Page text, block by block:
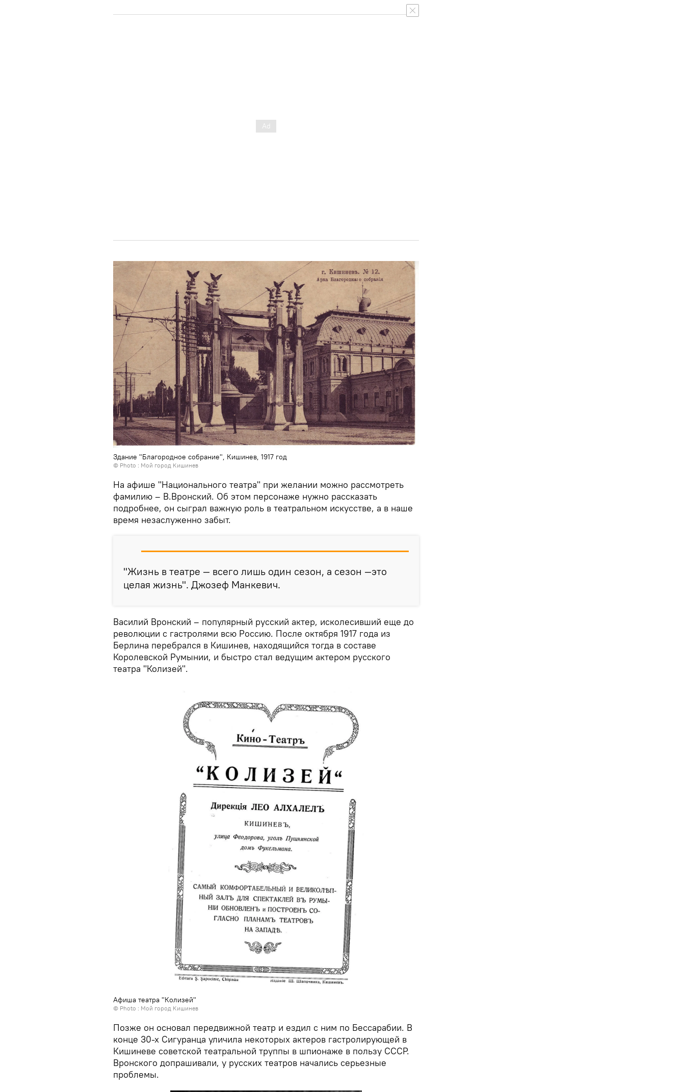
Здание "Благородное собрание", Кишинев, 1917 год
© Photo : Мой город Кишинев
На афише "Национального театра" при желании можно рассмотреть
фамилию – В.Вронский. Об этом персонаже нужно рассказать
подробнее, он сыграл важную роль в театральном искусстве, а в наше
время незаслуженно забыт.
"Жизнь в театре — всего лишь один сезон, а сезон —это
целая жизнь". Джозеф Манкевич.
Василий Вронский – популярный русский актер, исколесивший еще до
революции с гастролями всю Россию. После октября 1917 года из
Берлина перебрался в Кишинев, находящийся тогда в составе
Королевской Румынии, и быстро стал ведущим актером русского
театра "Колизей".
Афиша театра "Колизей"
© Photo : Мой город Кишинев
Позже он основал передвижной театр и ездил с ним по Бессарабии. В
конце 30-х Сигуранца уличила некоторых актеров гастролирующей в
Кишиневе советской театральной труппы в шпионаже в пользу СССР.
Вронского допрашивали, у русских театров начались серьезные
проблемы.